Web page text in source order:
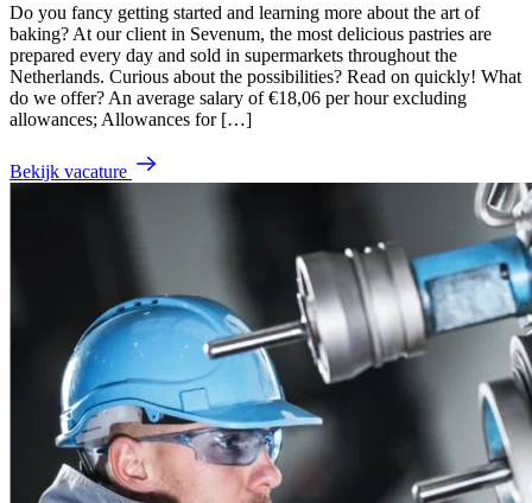
Do you fancy getting started and learning more about the art of
baking? At our client in Sevenum, the most delicious pastries are
prepared every day and sold in supermarkets throughout the
Netherlands. Curious about the possibilities? Read on quickly! What
do we offer? An average salary of €18,06 per hour excluding
allowances; Allowances for […]
Bekijk vacature